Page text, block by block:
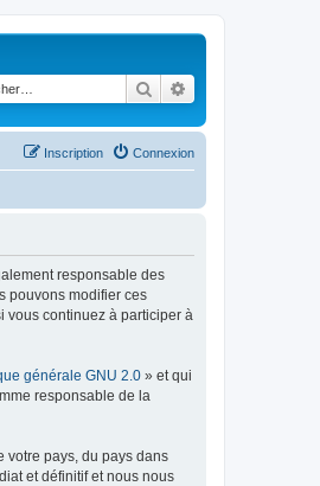
Rechercher
Connexion
Inscription
responsable des
pouvons modifier ces
vous continuez à participer à
générale GNU 2.0 » et qui
responsable de la
votre pays, du pays dans
et définitif et nous nous